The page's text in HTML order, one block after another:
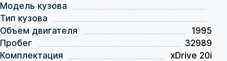
Модель кузова
Тип кузова
Объем двигателя
1995
Пробег
32989
Комплектация
xDrive 20i